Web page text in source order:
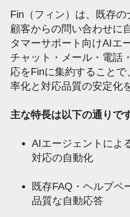
Fin（フィン）は、既存
顧客からの問い合わせに
タマーサポート向けAIエ
チャット・メール・電話
応をFinに集約すること
率化と対応品質の安定化
主な特長は以下の通りです
AIエージェントによ
対応の自動化
既存FAQ・ヘルプペ
品質な自動応答